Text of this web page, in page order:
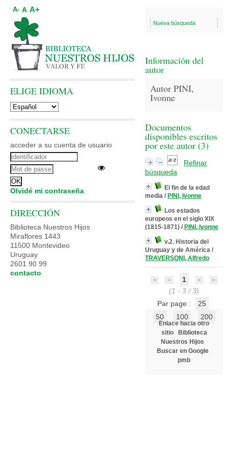
Nueva búsqueda
Información del
autor
Autor PINI,
Ivonne
Documentos
disponibles escritos
por este autor (3)
Refinar
búsqueda
El fin de la edad
media / PINI, Ivonne
Los estados
europeos en el siglo XIX
(1815-1871) / PINI, Ivonne
v.2. Historia del
Uruguay y de América /
TRAVERSONI, Alfredo
1
(1 - 3 / 3)
Par page :
25
50
100 200
Enlace hacia otro
sitio
Biblioteca
Nuestros Hijos
Buscar en Google
pmb
A- A A+
ELIGE IDIOMA
CONECTARSE
acceder a su cuenta de usuario
Olvidé mi contraseña
DIRECCIÓN
Biblioteca Nuestros Hijos
Miraflores 1443
11500 Montevideo
Uruguay
2601 90 99
contacto